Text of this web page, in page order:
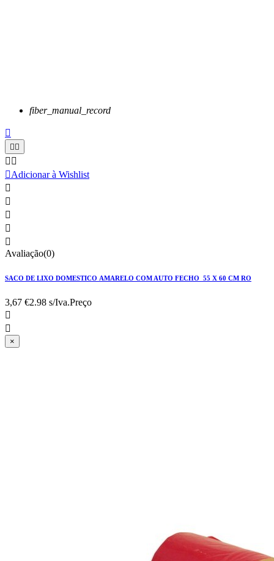
fiber_manual_record

 
 
Adicionar à Wishlist





Avaliação(0)
SACO DE LIXO DOMESTICO AMARELO COM AUTO FECHO 55 X 60 CM RO
3,67 €2.98 s/Iva.Preço


×